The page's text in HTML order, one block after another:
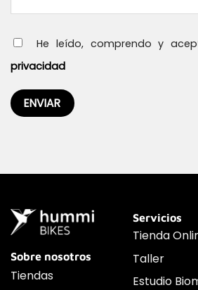
He leído, comprendo y
privacidad
Sobre nosotros
Tiendas
Servicios
Tienda
Taller
Estudio